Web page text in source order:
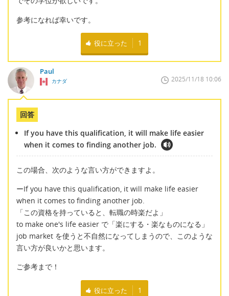
参考になれば幸いです。
役に立った 1
Paul
カナダ 2025/11/18 10:06
回答
If you have this qualification, it will make life easier
when it comes to finding another job.
この場合、次のような言い方ができますよ。
ーIf you have this qualification, it will make life easier
when it comes to finding another job.
「この資格を持っていると、転職の時楽だよ」
to make one's life easier で「楽にする・楽なものになる」
job market を使うと不自然になってしまうので、このような
言い方が良いかと思います。
ご参考まで！
役に立った 1